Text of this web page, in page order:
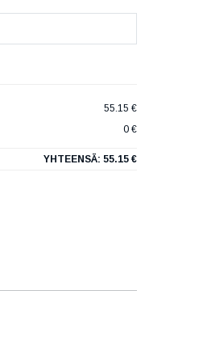
55.15 €
0 €
YHTEENSÄ: 55.15 €